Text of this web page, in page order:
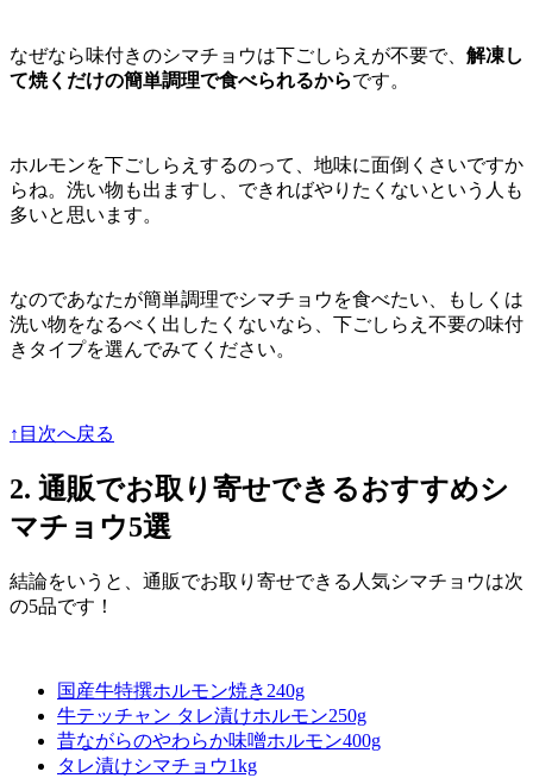
なぜなら味付きのシマチョウは下ごしらえが不要で、 解凍し
て焼くだけの簡単調理で食べられるからです。
ホルモンを下ごしらえするのって、地味に面倒くさいですか
らね。洗い物も出ますし、できればやりたくないという人も
多いと思います。
なのであなたが簡単調理でシマチョウを食べたい、もしくは
洗い物をなるべく出したくないなら、下ごしらえ不要の味付
きタイプを選んでみてください。
↑目次へ戻る
2. 通販でお取り寄せできるおすすめシ
マチョウ5選
結論をいうと、通販でお取り寄せできる人気シマチョウは次
の5品です！
国産牛特撰ホルモン焼き240g
牛テッチャン タレ漬けホルモン250g
昔ながらのやわらか味噌ホルモン400g
タレ漬けシマチョウ1kg